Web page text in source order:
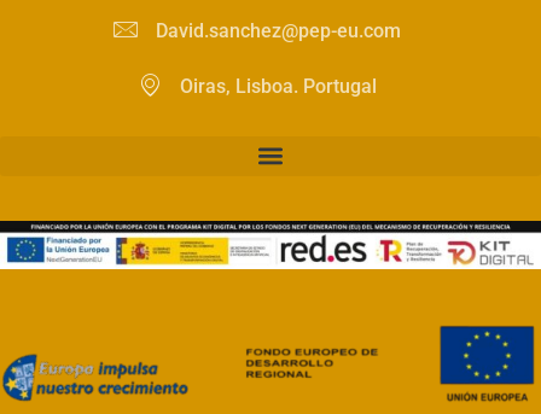
David.sanchez@pep-eu.com
Oiras, Lisboa. Portugal